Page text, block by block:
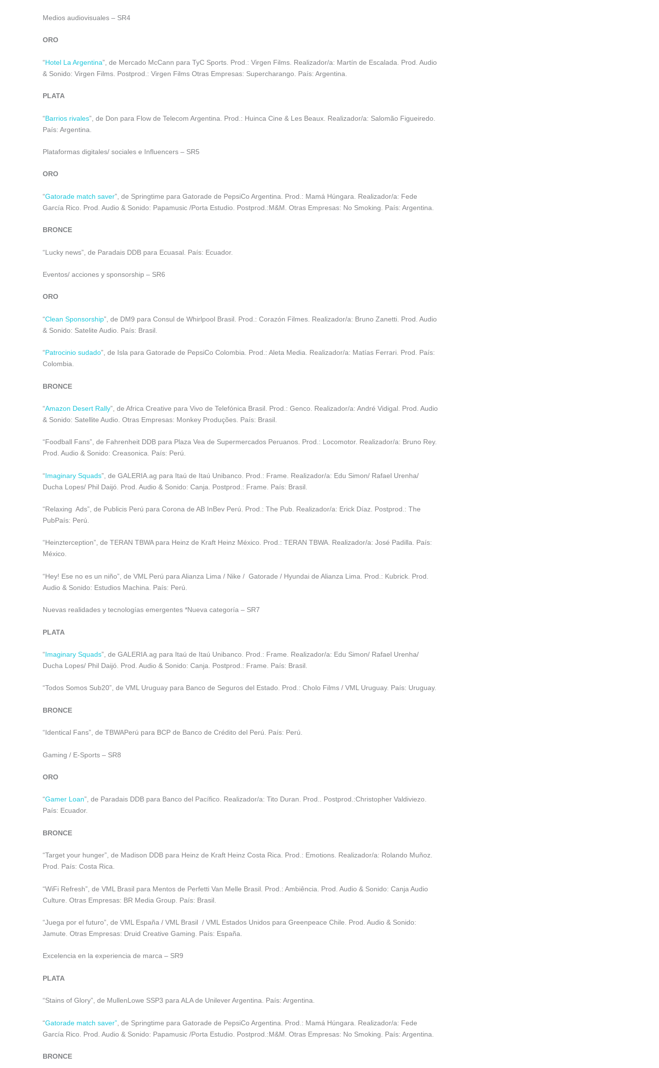
Medios audiovisuales – SR4
ORO
“Hotel La Argentina”, de Mercado McCann para TyC Sports. Prod.: Virgen Films. Realizador/a: Martín de Escalada. Prod. Audio
& Sonido: Virgen Films. Postprod.: Virgen Films Otras Empresas: Supercharango. País: Argentina.
PLATA
“Barrios rivales”, de Don para Flow de Telecom Argentina. Prod.: Huinca Cine & Les Beaux. Realizador/a: Salomão Figueiredo.
País: Argentina.
Plataformas digitales/ sociales e Influencers – SR5
ORO
“Gatorade match saver”, de Springtime para Gatorade de PepsiCo Argentina. Prod.: Mamá Húngara. Realizador/a: Fede
García Rico. Prod. Audio & Sonido: Papamusic /Porta Estudio. Postprod.:M&M. Otras Empresas: No Smoking. País: Argentina.
BRONCE
“Lucky news”, de Paradais DDB para Ecuasal. País: Ecuador.
Eventos/ acciones y sponsorship – SR6
ORO
“Clean Sponsorship”, de DM9 para Consul de Whirlpool Brasil. Prod.: Corazón Filmes. Realizador/a: Bruno Zanetti. Prod. Audio
& Sonido: Satelite Audio. País: Brasil.
“Patrocinio sudado”, de Isla para Gatorade de PepsiCo Colombia. Prod.: Aleta Media. Realizador/a: Matías Ferrari. Prod. País:
Colombia.
BRONCE
“Amazon Desert Rally”, de Africa Creative para Vivo de Telefónica Brasil. Prod.: Genco. Realizador/a: André Vidigal. Prod. Audio
& Sonido: Satellite Audio. Otras Empresas: Monkey Produções. País: Brasil.
“Foodball Fans”, de Fahrenheit DDB para Plaza Vea de Supermercados Peruanos. Prod.: Locomotor. Realizador/a: Bruno Rey.
Prod. Audio & Sonido: Creasonica. País: Perú.
“Imaginary Squads”, de GALERIA.ag para Itaú de Itaú Unibanco. Prod.: Frame. Realizador/a: Edu Simon/ Rafael Urenha/
Ducha Lopes/ Phil Daijó. Prod. Audio & Sonido: Canja. Postprod.: Frame. País: Brasil.
“Relaxing Ads”, de Publicis Perú para Corona de AB InBev Perú. Prod.: The Pub. Realizador/a: Erick Díaz. Postprod.: The
PubPaís: Perú.
“Heinzterception”, de TERAN TBWA para Heinz de Kraft Heinz México. Prod.: TERAN TBWA. Realizador/a: José Padilla. País:
México.
“Hey! Ese no es un niño”, de VML Perú para Alianza Lima / Nike / Gatorade / Hyundai de Alianza Lima. Prod.: Kubrick. Prod.
Audio & Sonido: Estudios Machina. País: Perú.
Nuevas realidades y tecnologías emergentes *Nueva categoría – SR7
PLATA
“Imaginary Squads”, de GALERIA.ag para Itaú de Itaú Unibanco. Prod.: Frame. Realizador/a: Edu Simon/ Rafael Urenha/
Ducha Lopes/ Phil Daijó. Prod. Audio & Sonido: Canja. Postprod.: Frame. País: Brasil.
“Todos Somos Sub20”, de VML Uruguay para Banco de Seguros del Estado. Prod.: Cholo Films / VML Uruguay. País: Uruguay.
BRONCE
“Identical Fans”, de TBWAPerú para BCP de Banco de Crédito del Perú. País: Perú.
Gaming / E-Sports – SR8
ORO
“Gamer Loan”, de Paradais DDB para Banco del Pacífico. Realizador/a: Tito Duran. Prod.. Postprod.:Christopher Valdiviezo.
País: Ecuador.
BRONCE
“Target your hunger”, de Madison DDB para Heinz de Kraft Heinz Costa Rica. Prod.: Emotions. Realizador/a: Rolando Muñoz.
Prod. País: Costa Rica.
“WiFi Refresh”, de VML Brasil para Mentos de Perfetti Van Melle Brasil. Prod.: Ambiência. Prod. Audio & Sonido: Canja Audio
Culture. Otras Empresas: BR Media Group. País: Brasil.
“Juega por el futuro”, de VML España / VML Brasil / VML Estados Unidos para Greenpeace Chile. Prod. Audio & Sonido:
Jamute. Otras Empresas: Druid Creative Gaming. País: España.
Excelencia en la experiencia de marca – SR9
PLATA
“Stains of Glory”, de MullenLowe SSP3 para ALA de Unilever Argentina. País: Argentina.
“Gatorade match saver” , de Springtime para Gatorade de PepsiCo Argentina. Prod.: Mamá Húngara. Realizador/a: Fede
García Rico. Prod. Audio & Sonido: Papamusic /Porta Estudio. Postprod.:M&M. Otras Empresas: No Smoking. País: Argentina.
BRONCE